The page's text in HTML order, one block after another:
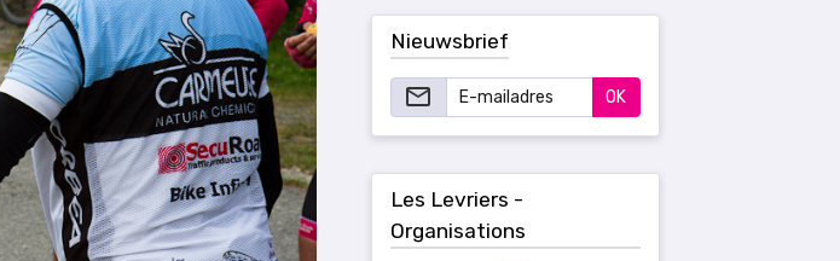
Nieuwsbrief
OK
Les Levriers -
Organisations